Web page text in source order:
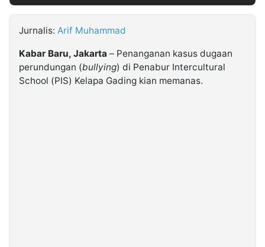
Jurnalis: Arif Muhammad
Kabar Baru, Jakarta – Penanganan kasus dugaan
perundungan (bullying) di Penabur Intercultural
School (PIS) Kelapa Gading kian memanas.